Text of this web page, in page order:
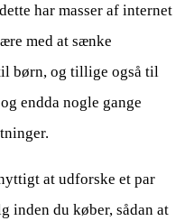
har masser af internet
med at sænke
børn, og tillige også til
endda nogle gange
at udforske et par
inden du køber, sådan at